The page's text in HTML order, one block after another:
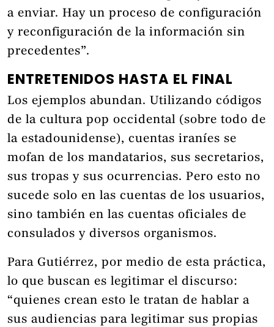
a enviar. Hay un proceso de configuración
y reconfiguración de la información sin
precedentes”.
ENTRETENIDOS HASTA EL FINAL
Los ejemplos abundan. Utilizando códigos
de la cultura pop occidental (sobre todo de
la estadounidense), cuentas iraníes se
mofan de los mandatarios, sus secretarios,
sus tropas y sus ocurrencias. Pero esto no
sucede solo en las cuentas de los usuarios,
sino también en las cuentas oficiales de
consulados y diversos organismos.
Para Gutiérrez, por medio de esta práctica,
lo que buscan es legitimar el discurso:
“quienes crean esto le tratan de hablar a
sus audiencias para legitimar sus propias